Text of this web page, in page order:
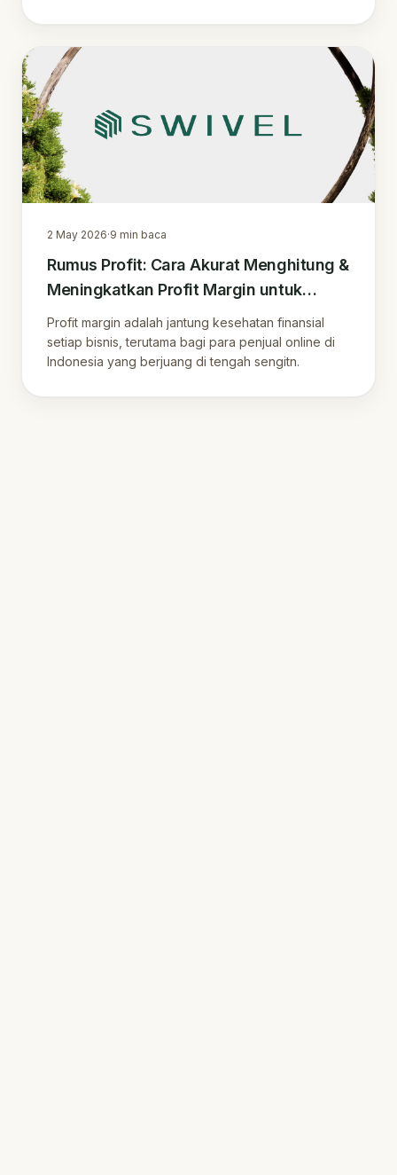
2 May 2026·9 min baca
Rumus Profit: Cara Akurat Menghitung &
Meningkatkan Profit Margin untuk
Penjual Online di Era Digital
Profit margin adalah jantung kesehatan finansial
setiap bisnis, terutama bagi para penjual online di
Indonesia yang berjuang di tengah sengitn.